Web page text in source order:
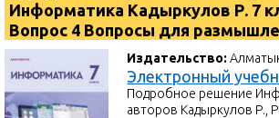
Информатика Кадыркулов Р. 7
Вопрос 4 Вопросы для
Издательство:
Электронный
Подробное решение
авторов Кадыркулов Р.,